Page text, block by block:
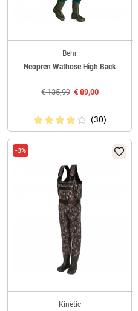
Behr
Neopren Wathose High Back
€135,99 €89,00
(30)
-3%
Kinetic